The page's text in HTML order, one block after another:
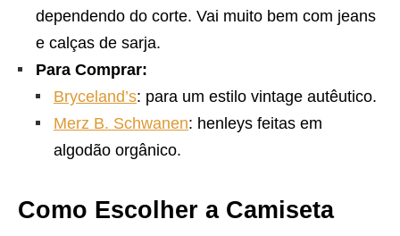
dependendo do corte. Vai muito bem com jeans
e calças de sarja.
Para Comprar:
Bryceland’s: para um estilo vintage autêutico.
Merz B. Schwanen: henleys feitas em
algodão orgânico.
Como Escolher a Camiseta